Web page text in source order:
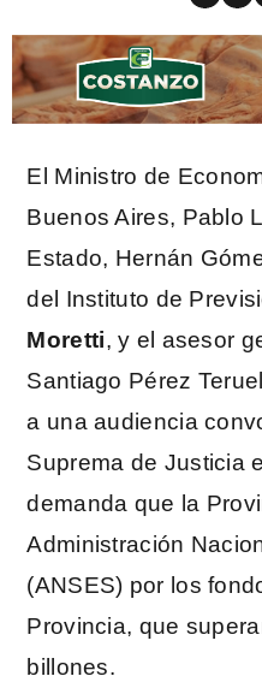
El Ministro de
Buenos Aires, Pablo
Estado, Hernán
del Instituto de
Moretti, y el asesor
Santiago Pérez
a una audiencia
Suprema de Justicia
demanda que la
Administración
(ANSES) por los
Provincia, que
billones.